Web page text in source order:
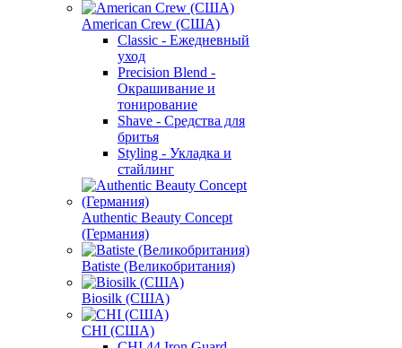
American Crew (США)
Classic - Ежедневный
уход
Precision Blend -
Окрашивание и
тонирование
Shave - Средства для
бритья
Styling - Укладка и
стайлинг
Authentic Beauty Concept
(Германия)
Batiste (Великобритания)
Biosilk (США)
CHI (США)